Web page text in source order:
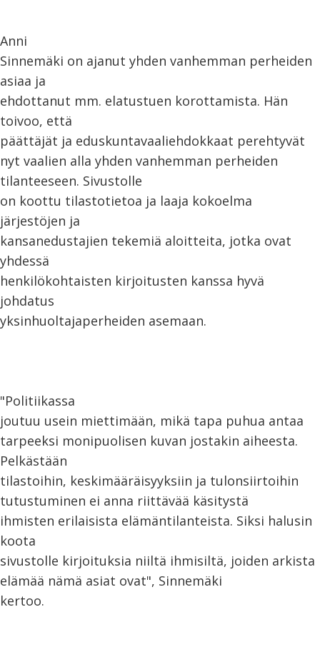
Anni
Sinnemäki on ajanut yhden vanhemman perheiden
asiaa ja
ehdottanut mm. elatustuen korottamista. Hän
toivoo, että
päättäjät ja eduskuntavaaliehdokkaat perehtyvät
nyt vaalien alla yhden vanhemman perheiden
tilanteeseen. Sivustolle
on koottu tilastotietoa ja laaja kokoelma
järjestöjen ja
kansanedustajien tekemiä aloitteita, jotka ovat
yhdessä
henkilökohtaisten kirjoitusten kanssa hyvä
johdatus
yksinhuoltajaperheiden asemaan.
"Politiikassa
joutuu usein miettimään, mikä tapa puhua antaa
tarpeeksi monipuolisen kuvan jostakin aiheesta.
Pelkästään
tilastoihin, keskimääräisyyksiin ja tulonsiirtoihin
tutustuminen ei anna riittävää käsitystä
ihmisten erilaisista elämäntilanteista. Siksi halusin
koota
sivustolle kirjoituksia niiltä ihmisiltä, joiden arkista
elämää nämä asiat ovat", Sinnemäki
kertoo.